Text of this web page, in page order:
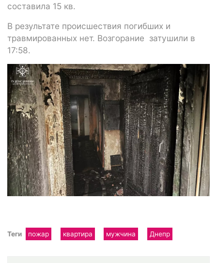
составила 15 кв.
В результате происшествия погибших и
травмированных нет. Возгорание затушили в
17:58.
Теги пожар квартира мужчина Днепр